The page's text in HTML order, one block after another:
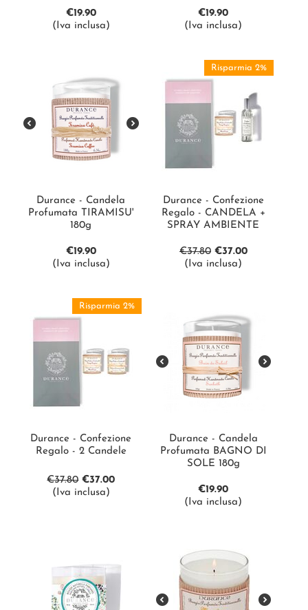
€19.90
(Iva inclusa)
€19.90
(Iva inclusa)
Durance - Candela
Profumata TIRAMISU'
180g
€19.90
(Iva inclusa)
Risparmia 2%
Durance - Confezione
Regalo - CANDELA +
SPRAY AMBIENTE
€37.80 €37.00
(Iva inclusa)
Risparmia 2%
Durance - Confezione
Regalo - 2 Candele
€37.80 €37.00
(Iva inclusa)
Durance - Candela
Profumata BAGNO DI
SOLE 180g
€19.90
(Iva inclusa)